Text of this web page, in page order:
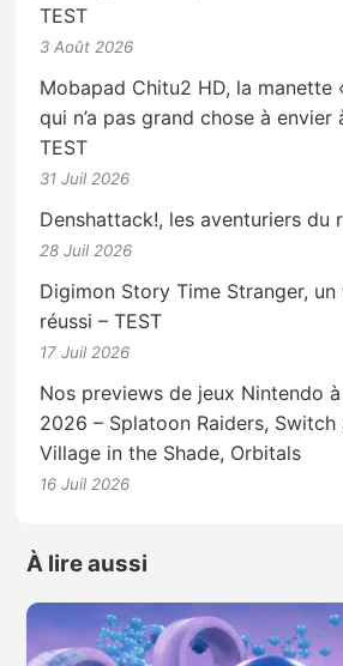
TEST
3 Août 2026
Mobapad Chitu2 HD, la manette
qui n’a pas grand chose à envier
TEST
31 Juil 2026
Denshattack!, les aventuriers du
28 Juil 2026
Digimon Story Time Stranger,
réussi – TEST
17 Juil 2026
Nos previews de jeux Nintendo
2026 – Splatoon Raiders,
Village in the Shade, Orbitals
16 Juil 2026
À lire aussi